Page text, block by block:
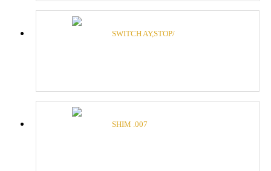
SWITCH AY,STOP/
SHIM .007